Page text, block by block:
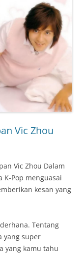
Vic Zhou
Vic Zhou Dalam
K-Pop menguasai
kesan yang
Tentang
yang super
yang kamu tahu